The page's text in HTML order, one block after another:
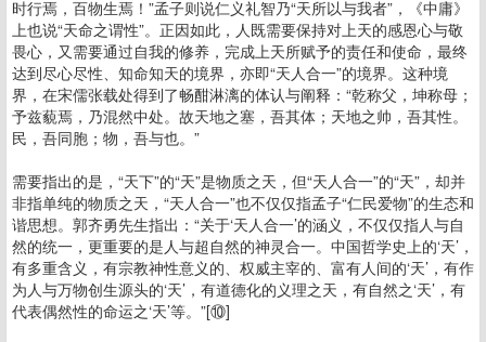
时行焉，百物生焉！”孟子则说仁义礼智乃“天所以与我者”，《中庸》
上也说“天命之谓性”。正因如此，人既需要保持对上天的感恩心与敬
畏心，又需要通过自我的修养，完成上天所赋予的责任和使命，最终
达到尽心尽性、知命知天的境界，亦即“天人合一”的境界。这种境
界，在宋儒张载处得到了畅酣淋漓的体认与阐释：“乾称父，坤称母；
予兹藐焉，乃混然中处。故天地之塞，吾其体；天地之帅，吾其性。
民，吾同胞；物，吾与也。”
需要指出的是，“天下”的“天”是物质之天，但“天人合一”的“天”，却并
非指单纯的物质之天，“天人合一”也不仅仅指孟子“仁民爱物”的生态和
谐思想。郭齐勇先生指出：“关于‘天人合一’的涵义，不仅仅指人与自
然的统一，更重要的是人与超自然的神灵合一。中国哲学史上的‘天’，
有多重含义，有宗教神性意义的、权威主宰的、富有人间的‘天’，有作
为人与万物创生源头的‘天’，有道德化的义理之天，有自然之‘天’，有
代表偶然性的命运之‘天’等。”[⑩]